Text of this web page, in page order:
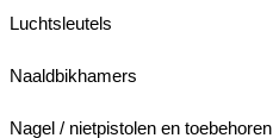
Luchtsleutels
Naaldbikhamers
Nagel / nietpistolen en toebehoren